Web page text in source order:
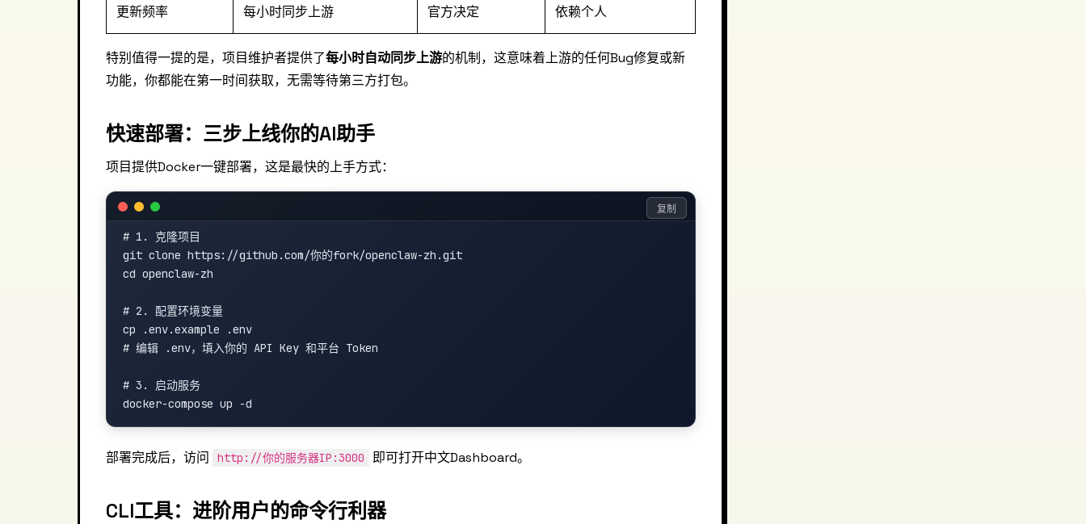
更新频率 每小时同步上游 官方决定 依赖个人
特别值得一提的是，项目维护者提供了每小时自动同步上游的机制，这意味着上游的任何Bug修复或新
功能，你都能在第一时间获取，无需等待第三方打包。
快速部署：三步上线你的AI助手
项目提供Docker一键部署，这是最快的上手方式：
# 1. 克隆项目
git clone https://github.com/你的fork/openclaw-zh.git
cd openclaw-zh
# 2. 配置环境变量
cp .env.example .env
# 编辑 .env，填入你的 API Key 和平台 Token
# 3. 启动服务
复制
部署完成后，访问 http://你的服务器IP:3000 即可打开中文Dashboard。
CLI工具：进阶用户的命令行利器